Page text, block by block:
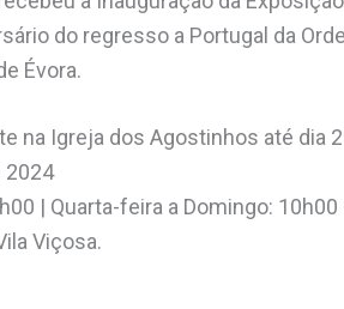
do regresso a Portugal da
Évora.
na Igreja dos Agostinhos até dia
2024
| Quarta-feira a Domingo:
Viçosa.